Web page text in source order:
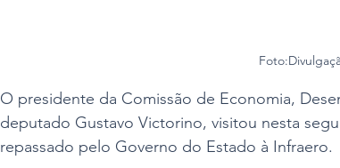
O presidente da Comissão de Economia,
deputado Gustavo Victorino, visitou nesta
repassado pelo Governo do Estado à Infraero.